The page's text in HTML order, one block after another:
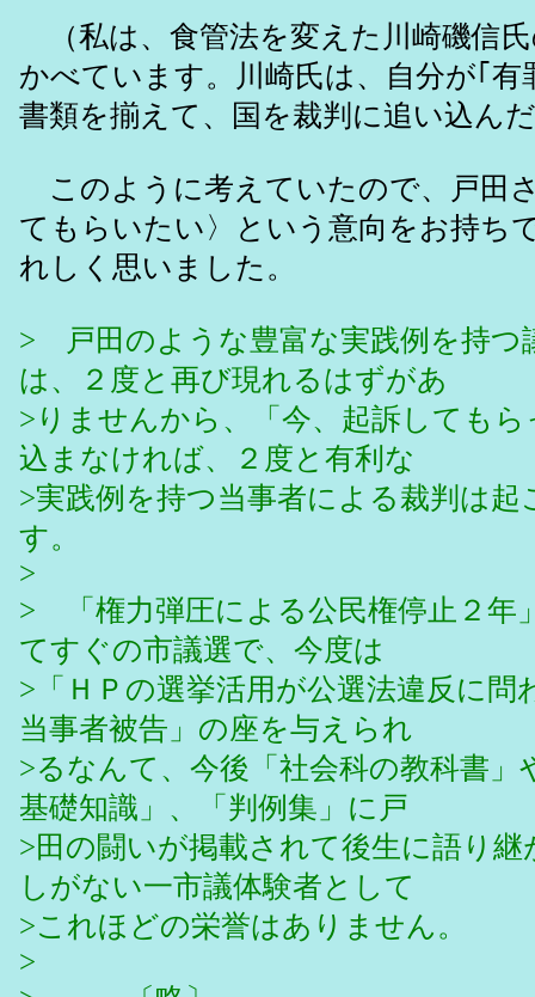
（私は、食管法を変えた川崎磯信
かべています。川崎氏は、自分が｢有
書類を揃えて、国を裁判に追い込ん
このように考えていたので、戸田
てもらいたい〉という意向をお持ち
れしく思いました。
> 戸田のような豊富な実践例を持つ
は、２度と再び現れるはずがあ
>りませんから、「今、起訴しても
込まなければ、２度と有利な
>実践例を持つ当事者による裁判は起
す。
>
> 「権力弾圧による公民権停止２年
てすぐの市議選で、今度は
>「ＨＰの選挙活用が公選法違反に問
当事者被告」の座を与えられ
>るなんて、今後「社会科の教科書」
基礎知識」、「判例集」に戸
>田の闘いが掲載されて後生に語り
しがない一市議体験者として
>これほどの栄誉はありません。
>